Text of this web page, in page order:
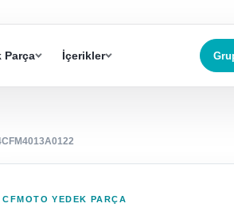
Parça İçerikler
CFMOTO YEDEK PARÇA